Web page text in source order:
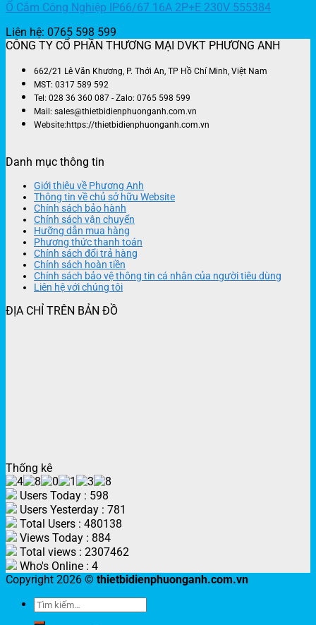
Ổ Cắm Công Nghiệp IP66/67 16A 2P+E 230V 555384
Liên hệ: 0765 598 599
CÔNG TY CỔ PHẦN THƯƠNG MẠI DVKT PHƯƠNG ANH
662/21 Lê Văn Khương, P. Thới An, TP Hồ Chí Minh, Việt Nam
MST: 0317 589 592
Tel: 028 36 360 087 - Zalo: 0765 598 599
Mail: sales@thietbidienphuonganh.com.vn
Website:https://thietbidienphuonganh.com.vn
Danh mục thông tin
Giới thiệu về Phương Anh
Thông tin về chủ sở hữu Website
Chính sách bảo hành
Chính sách vận chuyển
Hưỡng dẫn mua hàng
Phương thức thanh toán
Chính sách đổi trả hàng
Chính sách hoàn tiền
Chính sách bảo vệ thông tin cá nhân của người tiêu dùng
Liên hệ với chúng tôi
ĐỊA CHỈ TRÊN BẢN ĐỒ
Thống kê
Users Today : 598
Users Yesterday : 781
Total Users : 480138
Views Today : 884
Total views : 2307462
Who's Online : 4
Copyright 2026 © thietbidienphuonganh.com.vn